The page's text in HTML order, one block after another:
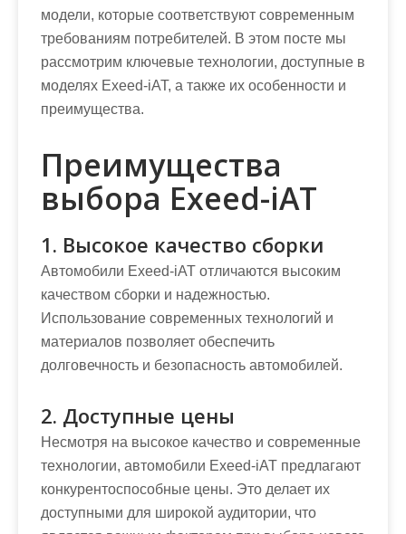
модели, которые соответствуют современным
требованиям потребителей. В этом посте мы
рассмотрим ключевые технологии, доступные в
моделях Exeed-iAT, а также их особенности и
преимущества.
Преимущества
выбора Exeed-iAT
1. Высокое качество сборки
Автомобили Exeed-iAT отличаются высоким
качеством сборки и надежностью.
Использование современных технологий и
материалов позволяет обеспечить
долговечность и безопасность автомобилей.
2. Доступные цены
Несмотря на высокое качество и современные
технологии, автомобили Exeed-iAT предлагают
конкурентоспособные цены. Это делает их
доступными для широкой аудитории, что